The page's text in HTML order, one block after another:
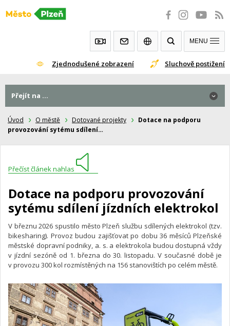
Přeskočit
Zjednodušené zobrazení Sluchově postižení
MENU
Úvod O městě Dotované projekty
Dotace na podporu
provozování sytému sdílení…
Přečíst článek nahlas
Dotace na podporu provozování
sytému sdílení jízdních elektrokol
V březnu 2026 spustilo město Plzeň službu sdílených elektrokol (tzv.
bikesharing). Provoz budou zajišťovat po dobu 36 měsíců Plzeňské
městské dopravní podniky, a. s. a elektrokola budou dostupná vždy
v jízdní sezóně od 1. března do 30. listopadu. V současné době je
v provozu 300 kol rozmístěných na 156 stanovištích po celém městě.
Přejít na ...